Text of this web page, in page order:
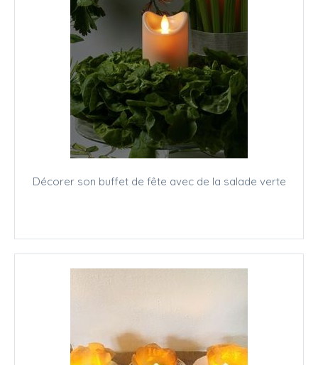
Décorer son buffet de fête avec de la salade verte